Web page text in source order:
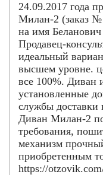
24.09.2017 года
Милан-2 (заказ №
на имя
Продавец-
идеальный
высшем уровне.
все 100%. Диван
установленные
службы
Диван Милан-2
требования,
механизм
приобретенным
https://